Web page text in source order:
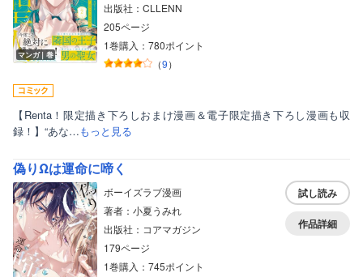
マンガ｜巻
出版社：CLLENN
205ページ
1巻購入：780ポイント
（9）
【Renta！限定描き下ろしおまけ漫画＆電子限定描き下ろし漫画も収
録！】“あな…もっと見る
偽りΩは運命に啼く
ボーイズラブ漫画
著者：小夏うみれ
出版社：コアマガジン
179ページ
1巻購入：745ポイント
試し読み
作品詳細